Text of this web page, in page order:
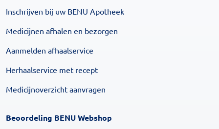
Inschrijven bij uw BENU Apotheek
Medicijnen afhalen en bezorgen
Aanmelden afhaalservice
Herhaalservice met recept
Medicijnoverzicht aanvragen
Beoordeling BENU Webshop